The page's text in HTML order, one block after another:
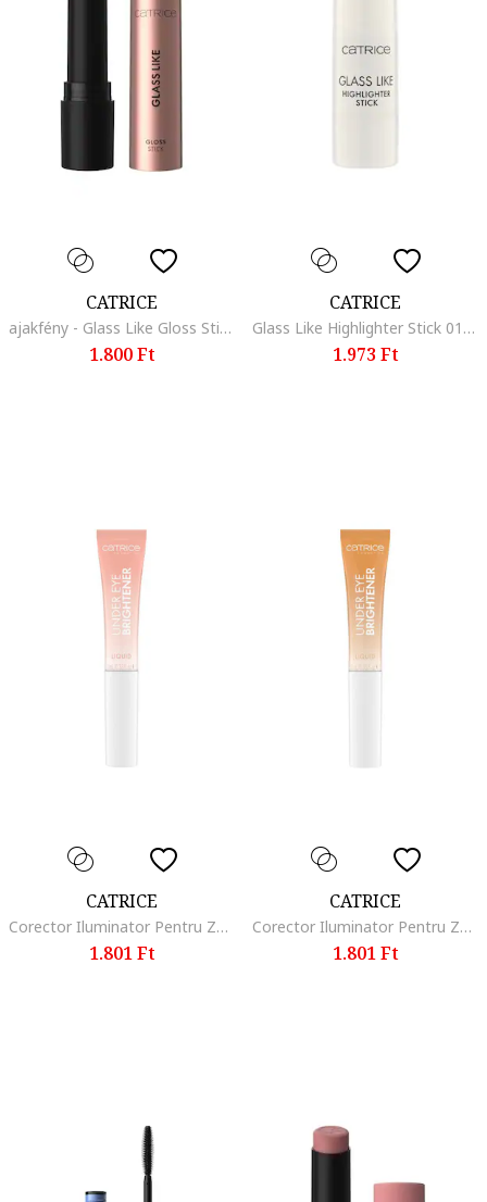
CATRICE
ajakfény - Glass Like Gloss Stick 3 g., Talk hibiscus to me
1.800 Ft
CATRICE
Glass Like Highlighter Stick 010 highlighter stick, 5.3 g
1.973 Ft
CATRICE
Corector Iluminator Pentru Zona de Sub Ochi Under Eye Brightener Liquid 010, 10 ml, 010
1.801 Ft
CATRICE
Corector Iluminator Pentru Zona de Sub Ochi Under Eye Brightener Liquid 010, 10 ml, 020
1.801 Ft